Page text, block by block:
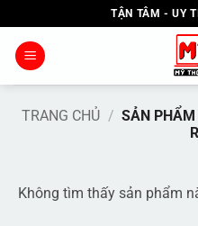
qua
nội
TẬN TÂM - UY
TRANG CHỦ / SẢN PHẨM
Không tìm thấy sản phẩm